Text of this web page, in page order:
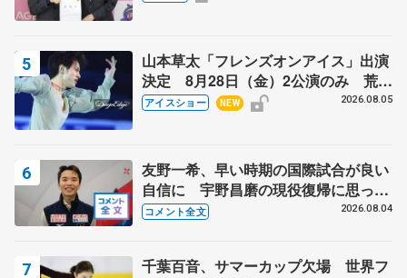
山本草太「フレンズオンアイス」出演
決定 8月28日（金）2公演のみ 荒川
静香さんプロデュース、20周年のアイ
アイスショー NEW 2026.08.05
友野一希、早い時期の国際試合が良い
自信に 宇野昌磨の現役復帰に思って
いること 【アジアンオープントロフ
コメント全文 2026.08.04
千葉百音、サマーカップ欠場 世界フ